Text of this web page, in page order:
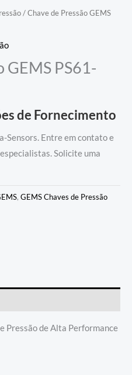
/ Chave de Pressão GEMS
GEMS PS61-
de Fornecimento
Sensors. Entre em contato e
Solicite uma
, GEMS Chaves de Pressão
Pressão de Alta Performance